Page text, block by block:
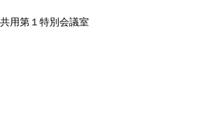
用第１特別会議室